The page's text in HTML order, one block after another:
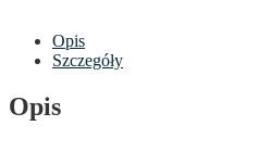
Opis
Szczegóły
Opis